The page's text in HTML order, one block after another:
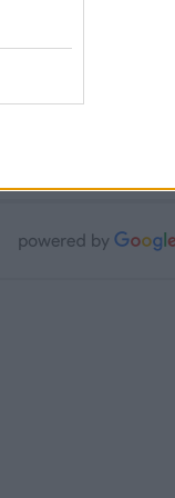
|
New
|Oklahoma
San